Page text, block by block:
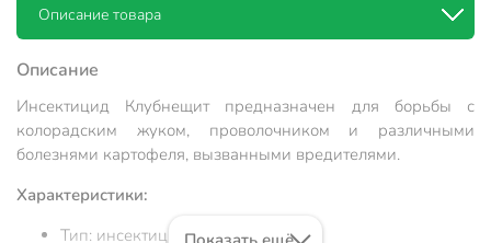
Описание товара
Описание
Инсектицид Клубнещит предназначен для борьбы с
колорадским жуком, проволочником и различными
болезнями картофеля, вызванными вредителями.
Характеристики:
Тип: инсектицид.